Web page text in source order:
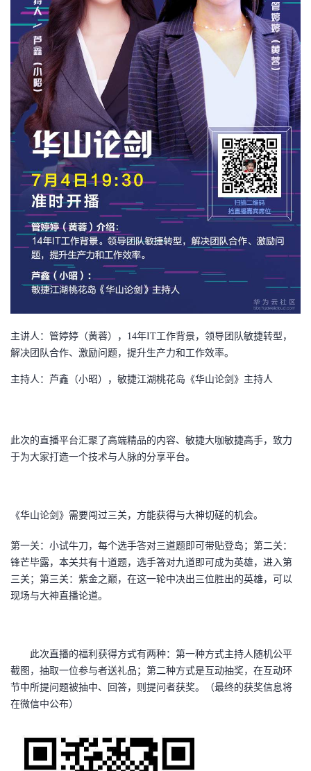
坛
圈
子
的
直
播
我
的
活
动
我
的
关
我
的
发
者
我
证
实
的
我
Programs
的
支
我
的
持
我
建
主讲人：管婷婷（黄蓉）， 14年IT工作背景，领导团队敏捷转型，
解决团队合作、激励问题，提升生产力和工作效率。
主持人：芦鑫（小昭），敏捷江湖桃花岛《华山论剑》主持人
此次的直播平台汇聚了高端精品的内容、敏捷大咖敏捷高手，致力
于为大家打造一个技术与人脉的分享平台。
《华山论剑》需要闯过三关，方能获得与大神切磋的机会。
第一关：小试牛刀，每个选手答对三道题即可带贴登岛；第二关：
锋芒毕露，本关共有十道题，选手答对九道即可成为英雄，进入第
三关；第三关：紫金之巅，在这一轮中决出三位胜出的英雄，可以
现场与大神直播论道。
此次直播的福利获得方式有两种：第一种方式主持人随机公平
截图，抽取一位参与者送礼品 ； 第二种方式是互动抽奖，在互动环
节中所提问题被抽中、回答，则提问者获奖。（最终的获奖信息将
在微信中公布）